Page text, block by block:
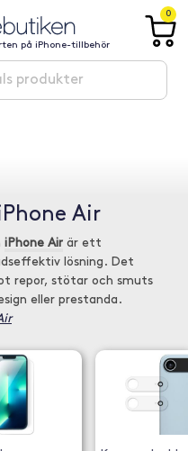
på iPhone-tillbehör
0
Air
iPhone Air är ett
lösning. Det
repor, stötar och smuts
eller prestanda.